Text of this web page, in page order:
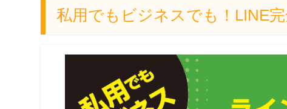
私用でもビジネスでも！LINE